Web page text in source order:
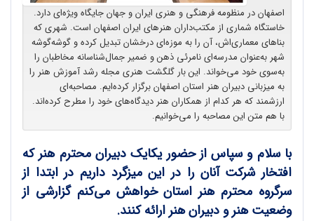
اصفهان در منظومه فرهنگی و هنری ایران و جهان جایگاه ویژه‌ای دارد.
خاستگاه شماری از مکتب‌داران هنرهای ایران اصفهان است. شهری که
بناهای معماری‌اش، آن را به موزه‌ای درخشان تبدیل کرده و گوشه‌گوشه
شهر به‌عنوان مدرسه‌ای نامرئی ذهن و ضمیر جمال‌شناسانه مخاطبان را
به‌سوی خود می‌خواند. این بار گلگشت هنری مجله رشد آموزش هنر را
به میزبانی دبیران هنر استان اصفهان برگزار کرده‌ایم. مصاحبه‌ای
ارزشمند که هر کدام از همکاران هنر دیدگاه‌های خود را مطرح کرده‌اند.
با هم متن این مصاحبه را می‌خوانیم.
با سلام و سپاس از حضور یکایک دبیران محترم هنر که
افتخار شرکت آنان را در این میزگرد داریم در ابتدا از
سرگروه محترم هنر استان خواهش می‌کنم گزارشی از
وضعیت هنر و دبیران هنر ارائه کنند.